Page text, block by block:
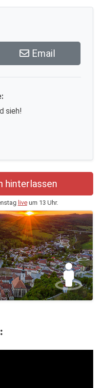
Email
sieh!
hinterlassen
liveum 13 Uhr.